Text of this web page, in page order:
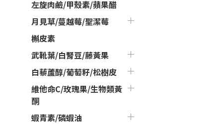
左旋肉鹼/甲殼素/蘋果醋
月見草/蔓越莓/聖潔莓
槲皮素
武靴葉/白腎豆/藤黃果
白藜蘆醇/葡萄籽/松樹皮
維他命C/玫瑰果/生物類黃
酮
蝦青素/磷蝦油